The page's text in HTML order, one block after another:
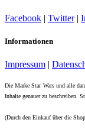
Facebook | Twitter|
Informationen
Impressum |
Die Marke Star Wars und alle
Inhalte genauer zu beschreiben.
(Durch den Einkauf über die